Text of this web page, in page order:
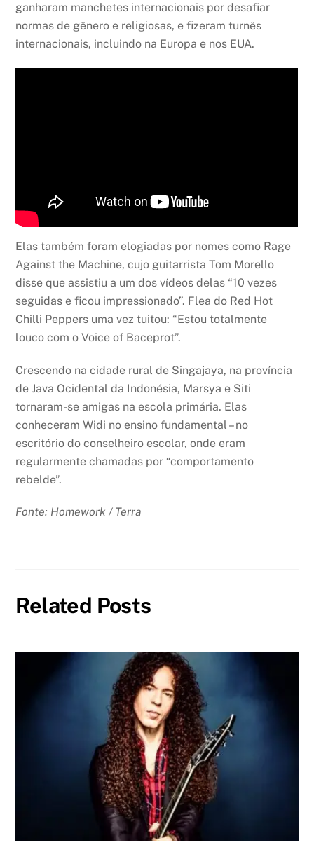
ganharam manchetes internacionais por desafiar
normas de gênero e religiosas, e fizeram turnês
internacionais, incluindo na Europa e nos EUA.
Elas também foram elogiadas por nomes como Rage
Against the Machine, cujo guitarrista Tom Morello
disse que assistiu a um dos vídeos delas “10 vezes
seguidas e ficou impressionado”. Flea do Red Hot
Chilli Peppers uma vez tuitou: “Estou totalmente
louco com o Voice of Baceprot”.
Crescendo na cidade rural de Singajaya, na província
de Java Ocidental da Indonésia, Marsya e Siti
tornaram-se amigas na escola primária. Elas
conheceram Widi no ensino fundamental – no
escritório do conselheiro escolar, onde eram
regularmente chamadas por “comportamento
rebelde”.
Fonte: Homework / Terra
Related Posts